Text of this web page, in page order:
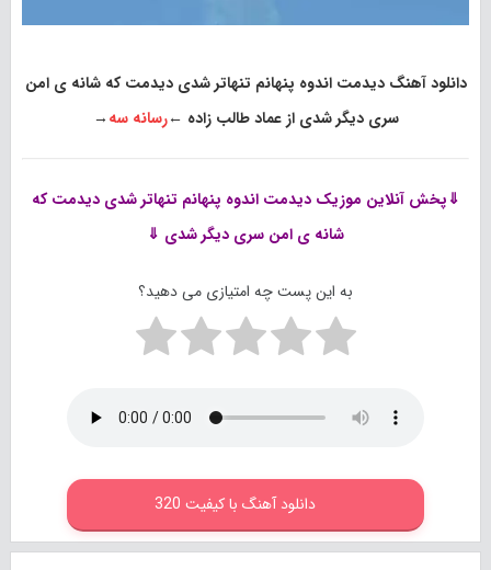
دانلود آهنگ دیدمت اندوه پنهانم تنهاتر شدی دیدمت که شانه ی امن
سری دیگر شدی از عماد طالب زاده ←رسانه سه→
⇓پخش آنلاین موزیکدیدمت اندوه پنهانم تنهاتر شدی دیدمت که
شانه ی امن سری دیگر شدی ⇓
به این پست چه امتیازی می دهید؟
دانلود آهنگ با کیفیت 320